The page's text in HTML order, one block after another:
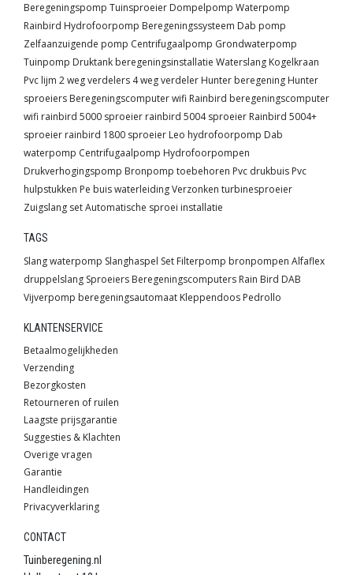
Beregeningspomp Tuinsproeier Dompelpomp Waterpomp
Rainbird Hydrofoorpomp Beregeningssysteem Dab pomp
Zelfaanzuigende pomp Centrifugaalpomp Grondwaterpomp
Tuinpomp Druktank beregeningsinstallatie Waterslang Kogelkraan
Pvc lijm 2 weg verdelers 4 weg verdeler Hunter beregening Hunter
sproeiers Beregeningscomputer wifi Rainbird beregeningscomputer
wifi rainbird 5000 sproeier rainbird 5004 sproeier Rainbird 5004+
sproeier rainbird 1800 sproeier Leo hydrofoorpomp Dab
waterpomp Centrifugaalpomp Hydrofoorpompen
Drukverhogingspomp Bronpomp toebehoren Pvc drukbuis Pvc
hulpstukken Pe buis waterleidingVerzonken turbinesproeier
Zuigslang setAutomatische sproei installatie
TAGS
Slangwaterpomp Slanghaspel Set Filterpomp bronpompen Alfaflex
druppelslang Sproeiers Beregeningscomputers Rain Bird DAB
Vijverpomp beregeningsautomaat Kleppendoos Pedrollo
KLANTENSERVICE
Betaalmogelijkheden
Verzending
Bezorgkosten
Retourneren of ruilen
Laagste prijsgarantie
Suggesties & Klachten
Overige vragen
Garantie
Handleidingen
Privacyverklaring
CONTACT
Tuinberegening.nl